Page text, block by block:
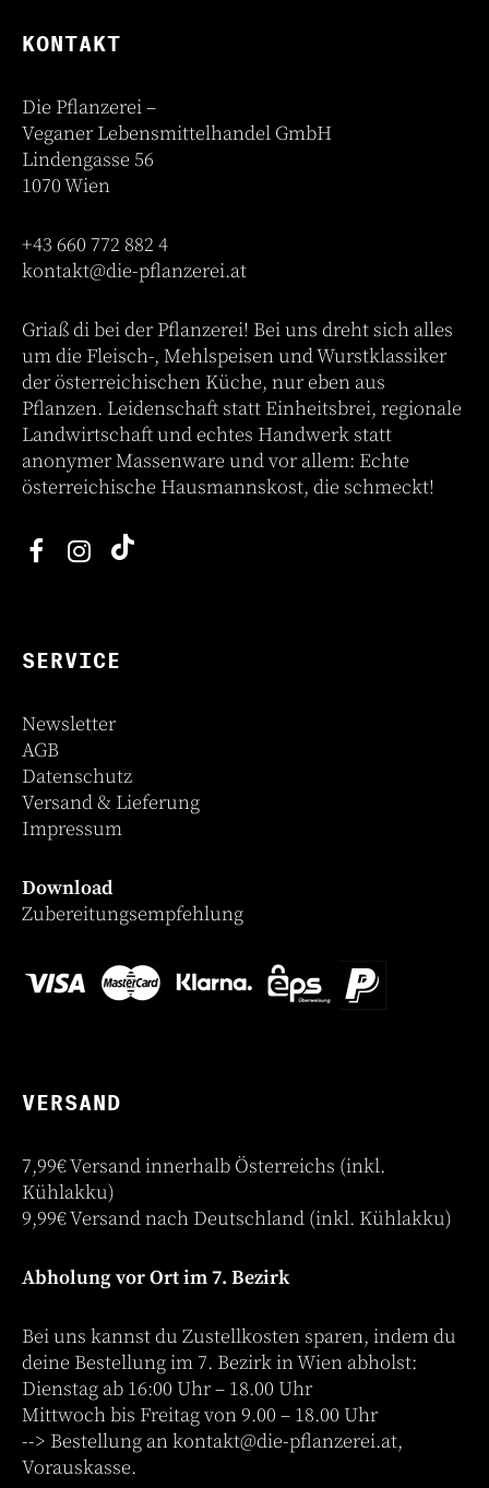
KONTAKT
Die Pflanzerei –
Veganer Lebensmittelhandel GmbH
Lindengasse 56
1070 Wien
+43 660 772 882 4
kontakt@die-pflanzerei.at
Griaß di bei der Pflanzerei! Bei uns dreht sich alles
um die Fleisch-, Mehlspeisen und Wurstklassiker
der österreichischen Küche, nur eben aus
Pflanzen. Leidenschaft statt Einheitsbrei, regionale
Landwirtschaft und echtes Handwerk statt
anonymer Massenware und vor allem: Echte
österreichische Hausmannskost, die schmeckt!
SERVICE
Newsletter
AGB
Datenschutz
Versand & Lieferung
Impressum
Download
Zubereitungsempfehlung
VERSAND
7,99€ Versand innerhalb Österreichs (inkl.
Kühlakku)
9,99€ Versand nach Deutschland (inkl. Kühlakku)
Abholung vor Ort im 7. Bezirk
Bei uns kannst du Zustellkosten sparen, indem du
deine Bestellung im 7. Bezirk in Wien abholst:
Dienstag ab 16:00 Uhr – 18.00 Uhr
Mittwoch bis Freitag von 9.00 – 18.00 Uhr
--> Bestellung ankontakt@die-pflanzerei.at,
Vorauskasse.